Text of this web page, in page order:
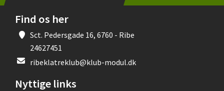
Find os her
Sct. Pedersgade 16, 6760 - Ribe
24627451
ribeklatreklub@klub-modul.dk
Nyttige links